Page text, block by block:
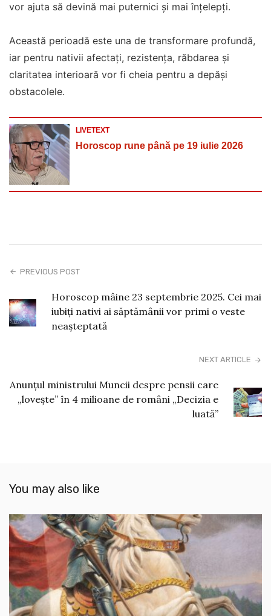
vor ajuta să devină mai puternici și mai înțelepți.
Această perioadă este una de transformare profundă,
iar pentru nativii afectați, rezistența, răbdarea și
claritatea interioară vor fi cheia pentru a depăși
obstacolele.
LIVETEXT
Horoscop rune până pe 19 iulie 2026
PREVIOUS POST
Horoscop mâine 23 septembrie 2025. Cei mai
iubiți nativi ai săptămânii vor primi o veste
neașteptată
NEXT ARTICLE
Anunțul ministrului Muncii despre pensii care
„lovește” în 4 milioane de români „Decizia e
luată”
You may also like